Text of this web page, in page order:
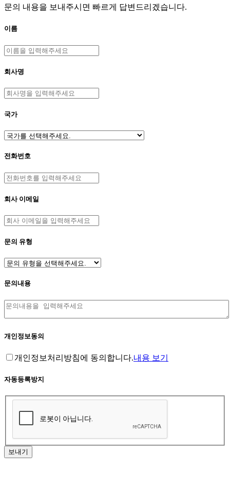
문의 내용을 보내주시면 빠르게 답변드리겠습니다.
이름
회사명
국가
전화번호
회사 이메일
문의 유형
문의내용
개인정보동의
개인정보처리방침에 동의합니다.내용 보기
자동등록방지
보내기